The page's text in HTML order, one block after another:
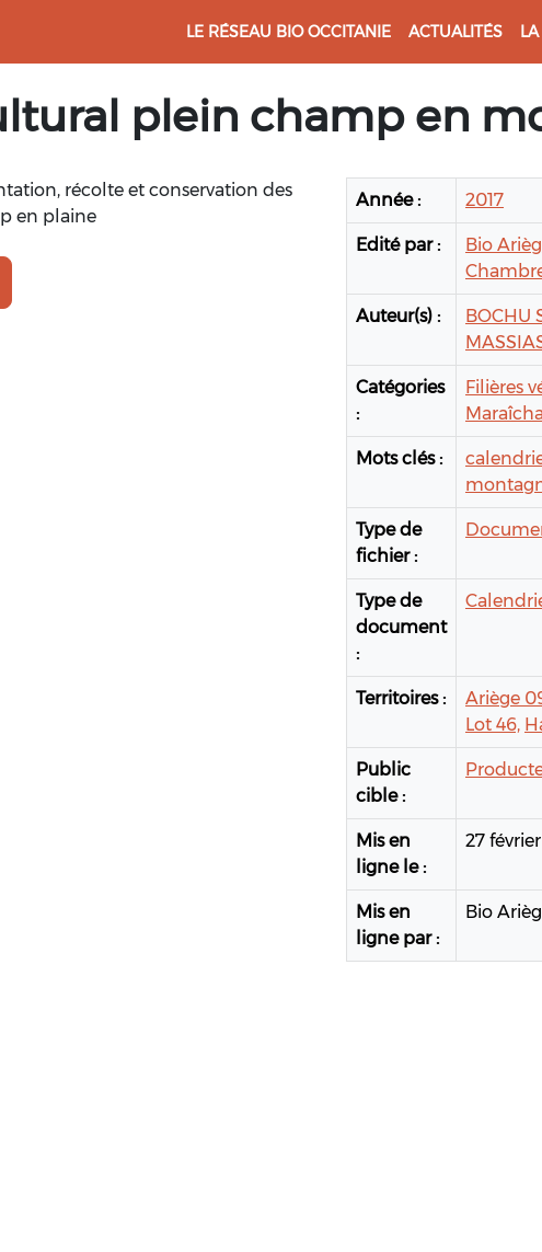
LE RÉSEAU BIO OCCITANIE ACTUALITÉS
plein champ en
récolte et conservation des
en plaine
Année : 2017
Edité par :
Bio
Auteur(s) : BOCHU
Catégories
:
Filières
Mots clés :
Type de
fichier :
Type de
document
:
Territoires : Ariège
Lot 46,
Public
cible :
Mis en
ligne le :
27
Mis en
ligne par :
Bio